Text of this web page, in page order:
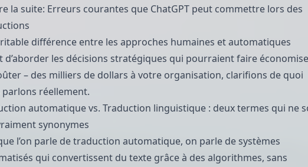
la suite: Erreurs courantes que ChatGPT peut commettre lors des
différence entre les approches humaines et automatiques
d’aborder les décisions stratégiques qui pourraient faire
– des milliers de dollars à votre organisation, clarifions de quoi
parlons réellement.
automatique vs. Traduction linguistique : deux termes qui ne
synonymes
l’on parle de traduction automatique, on parle de systèmes
qui convertissent du texte grâce à des algorithmes, sans